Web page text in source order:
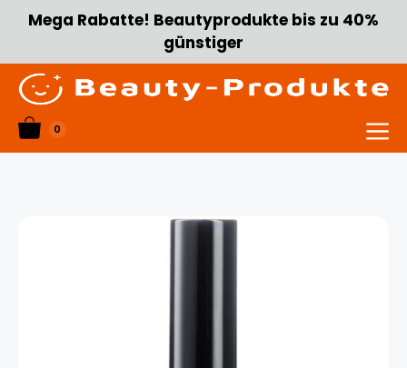
Zum
Inhalt
Mega Rabatte! Beautyprodukte bis zu 40%
günstiger
0
Menü